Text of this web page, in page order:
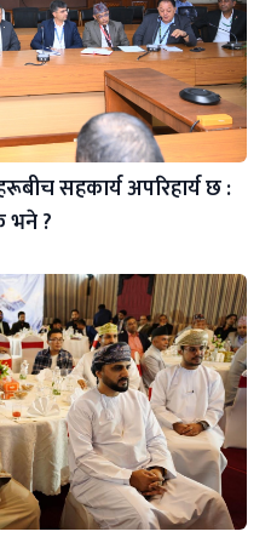
सहकार्य अपरिहार्य छ :
भने ?